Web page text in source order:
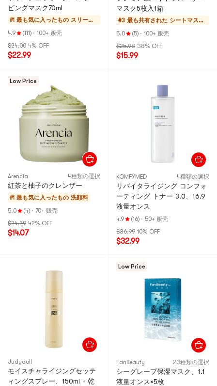
ピングマスク70ml
#1 最も気に入ったもの スリーピ
4.9 (111) · 100+ 贩壳
$24.00 4% OFF
$22.99
マスク5枚入1箱
#3 最も共有された シートマス
ク・パック
5.0 (5) · 100+ 贩壳
$25.98 38% OFF
$15.99
Low Price
Arencia 4種類の選択
紅茶と柚子のクレンザー
#1 最も気に入ったもの 洗顔料
5.0
(4) · 70+ 贩壳
$24.29 42% OFF
$14.07
KOMFYMED 4種類の選択
リバイタライジング コンフォ
ーティング トナー 3.0、16.9
液量オンス
4.9 (16) · 50+ 贩壳
$36.99 10% OFF
$32.99
Judydoll
モイスチャライジングセッテ
ィングスプレー、150ml - 乾
Low Price
FanBeauty 23種類の選択
シーグレープ保湿マスク、1.1
液量オンス×5枚